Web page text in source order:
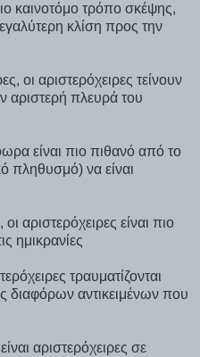
καινοτόμο τρόπο σκέψης,
κλίση προς την
οι αριστερόχειρες τείνουν
αριστερή πλευρά του
είναι πιο πιθανό από το
πληθυσμό) να είναι
αριστερόχειρες είναι πιο
ημικρανίες
τραυματίζονται
διαφόρων αντικειμένων που
αριστερόχειρες σε